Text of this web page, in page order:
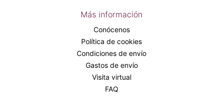
Más información
Conócenos
Política de cookies
Condiciones de envío
Gastos de envío
Visita virtual
FAQ